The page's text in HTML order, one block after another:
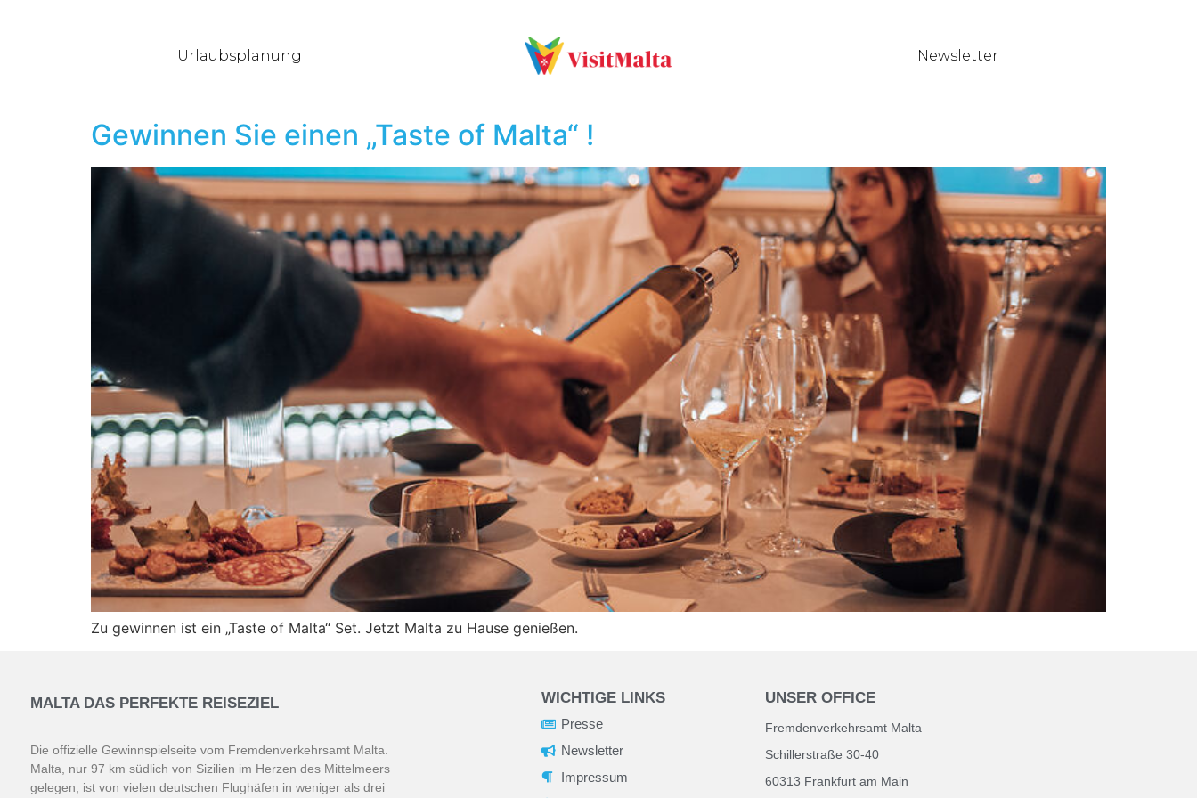
Urlaubsplanung Newsletter
Gewinnen Sie einen „Taste of Malta“ !
Zu gewinnen ist ein „Taste of Malta“ Set. Jetzt Malta zu Hause genießen.
MALTA DAS PERFEKTE REISEZIEL
Die offizielle Gewinnspielseite vom Fremdenverkehrsamt Malta.
Malta, nur 97 km südlich von Sizilien im Herzen des Mittelmeers
gelegen, ist von vielen deutschen Flughäfen in weniger als drei
WICHTIGE LINKS
Presse
Newsletter
Impressum
UNSER OFFICE
Fremdenverkehrsamt Malta
Schillerstraße 30-40
60313 Frankfurt am Main